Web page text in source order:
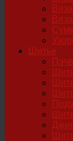
Шитье